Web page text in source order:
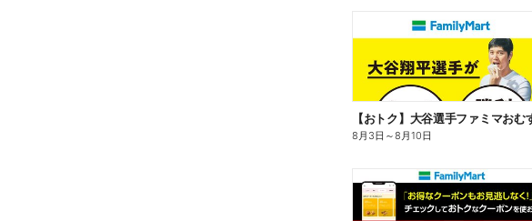
8月3日 ～8月10日